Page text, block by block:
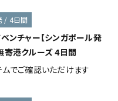
/ 4日間
ベンチャー【シンガポール発
寄港クルーズ 4日間
ムでご確認いただけます